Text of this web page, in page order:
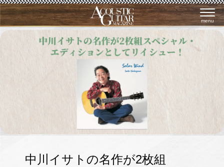
menu
中川イサトの名作が2枚組